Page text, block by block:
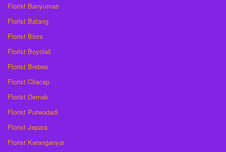
Florist Banyumas
Florist Batang
Florist Blora
Florist Boyolali
Florist Brebes
Florist Cilacap
Florist Demak
Florist Purwodadi
Florist Jepara
Florist Karanganyar